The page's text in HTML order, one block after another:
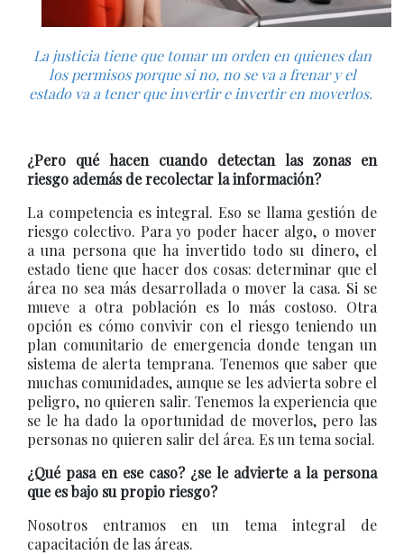
La justicia tiene que tomar un orden en quienes dan
los permisos porque si no, no se va a frenar y el
estado va a tener que invertir e invertir en moverlos.
¿Pero qué hacen cuando detectan las zonas en
riesgo además de recolectar la información?
La competencia es integral. Eso se llama gestión de
riesgo colectivo. Para yo poder hacer algo, o mover
a una persona que ha invertido todo su dinero, el
estado tiene que hacer dos cosas: determinar que el
área no sea más desarrollada o mover la casa. Si se
mueve a otra población es lo más costoso. Otra
opción es cómo convivir con el riesgo teniendo un
plan comunitario de emergencia donde tengan un
sistema de alerta temprana. Tenemos que saber que
muchas comunidades, aunque se les advierta sobre el
peligro, no quieren salir. Tenemos la experiencia que
se le ha dado la oportunidad de moverlos, pero las
personas no quieren salir del área. Es un tema social.
¿Qué pasa en ese caso? ¿se le advierte a la persona
que es bajo su propio riesgo?
Nosotros entramos en un tema integral de
capacitación de las áreas.